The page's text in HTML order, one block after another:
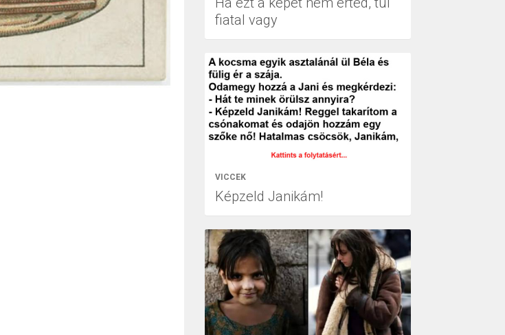
fiatal vagy
VICCEK
Képzeld Janikám!